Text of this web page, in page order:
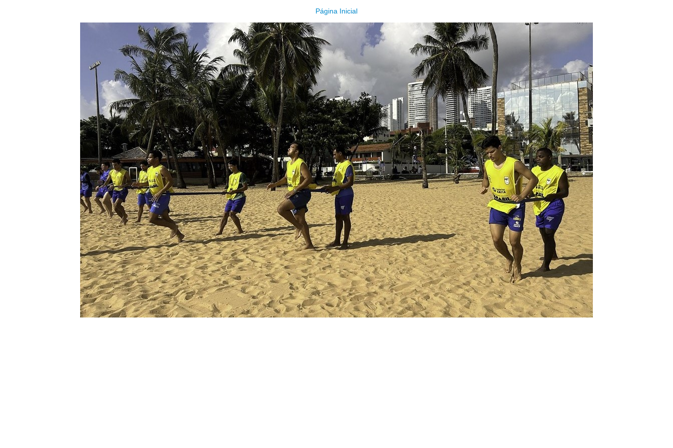
Página Inicial